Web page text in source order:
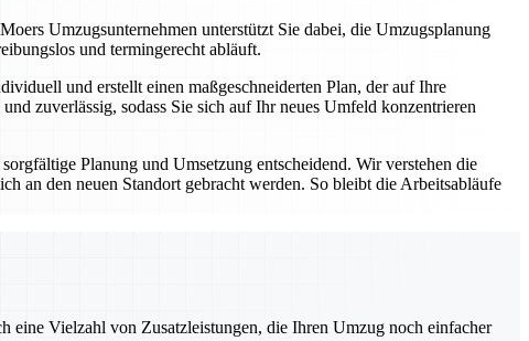
Umzugsunternehmen unterstützt Sie dabei, die Umzugsplanung
und termingerecht abläuft.
und erstellt einen maßgeschneiderten Plan, der auf Ihre
zuverlässig, sodass Sie sich auf Ihr neues Umfeld konzentrieren
Planung und Umsetzung entscheidend. Wir verstehen die
an den neuen Standort gebracht werden. So bleibt die Arbeitsabläufe
eine Vielzahl von Zusatzleistungen, die Ihren Umzug noch einfacher